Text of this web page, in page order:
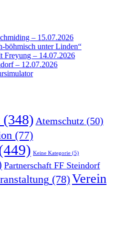
– 15.07.2026
böhmisch unter Linden“
Freyung – 14.07.2026
– 12.07.2026
(348) Atemschutz (50)
(77)
Keine Kategorie (5)
Partnerschaft FF Steindorf
(78)Verein